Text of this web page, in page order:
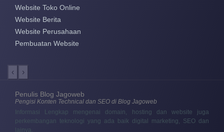
Website Toko Online
Website Berita
Website Perusahaan
Pembuatan Website
‹ ›
Penulis Blog Jagoweb
Pengisi Konten Technical dan SEO di Blog Jagoweb
Informasi Lengkap mengenai domain, hosting dan website juga
perkembangan teknologi yang ada baik digital marketing, SEO dan
lainya.